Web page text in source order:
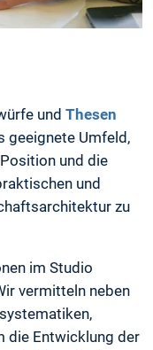
und Thesen
geeignete Umfeld,
und die
und
zu
im Studio
vermitteln neben
die Entwicklung der